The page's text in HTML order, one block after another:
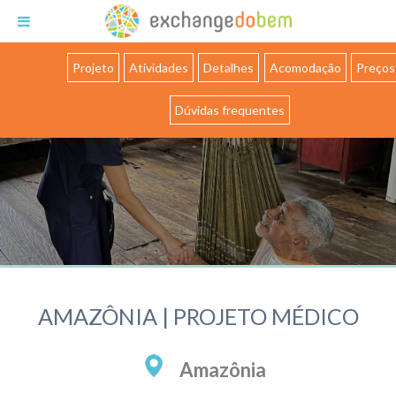
Projeto Atividades Detalhes Acomodação Preços
Dúvidas frequentes
AMAZÔNIA | PROJETO MÉDICO
Amazônia
Exchange do Bem